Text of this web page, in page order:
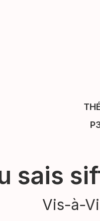
sais
Vis-à-